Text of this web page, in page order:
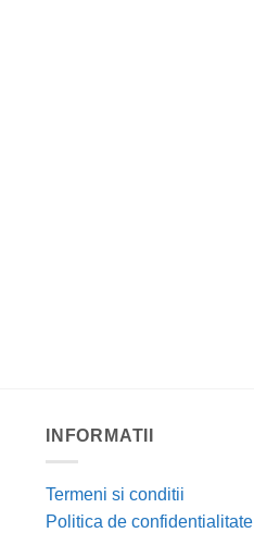
INFORMATII
Termeni si conditii
Politica de confidentialitate